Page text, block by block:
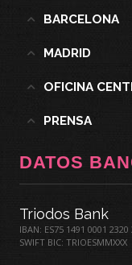
BARCELONA
MADRID
OFICINA
PRENSA
DATOS
Triodos Bank
IBAN: ES75 1491 0001
SWIFT BIC: TRIOESMMXXX